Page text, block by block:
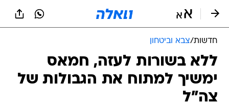
חדשות/צבא וביטחון
ללא בשורות לעזה, חמאס
ימשיך למתוח את הגבולות של
צה"ל